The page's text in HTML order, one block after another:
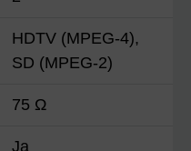
HDTV (MPEG-4),
SD (MPEG-2)
75 Ω
Ja